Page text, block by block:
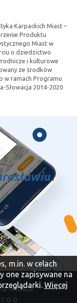
Karpackich Miast –
Produktu
Miast w
o dziedzictwo
i kulturowe
ze środków
w ramach Programu
Słowacja 2014-2020
i
miasta
o.o.
m.in. w celach
one zapisywane na
Więcej